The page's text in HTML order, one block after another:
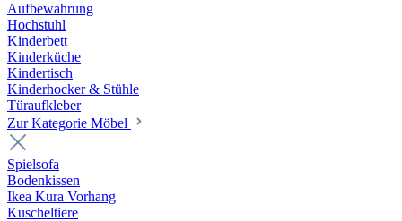
Aufbewahrung
Hochstuhl
Kinderbett
Kinderküche
Kindertisch
Kinderhocker & Stühle
Türaufkleber
Zur Kategorie Möbel
Spielsofa
Bodenkissen
Ikea Kura Vorhang
Kuscheltiere